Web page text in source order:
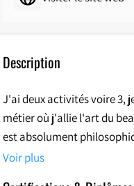
Description
J'ai deux activités voire 3,
métier où j'allie l'art du
est absolument
confirmé.
Voir plus